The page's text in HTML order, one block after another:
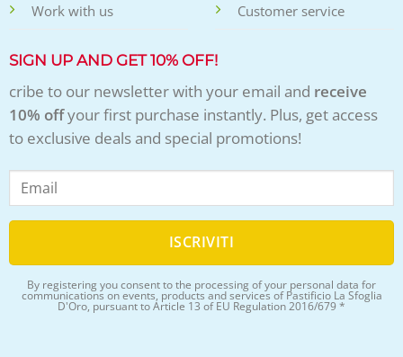
Work with us Customer service
SIGN UP AND GET 10% OFF!
cribe to our newsletter with your email and receive
10% offyour first purchase instantly. Plus, get access
to exclusive deals and special promotions!
By registering you consent to the processing of your personal data for
communications on events, products and services of Pastificio La Sfoglia
D'Oro, pursuant to Article 13 of EU Regulation 2016/679 *